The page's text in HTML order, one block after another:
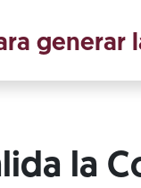
generar
la